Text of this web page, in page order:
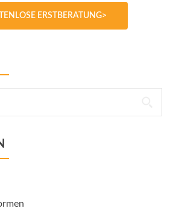
ERSTBERATUNG>